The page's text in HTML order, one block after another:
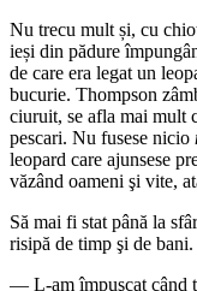
Nu trecu mult și, cu
ieși din pădure
de care era legat un
bucurie. Thompson
ciuruit, se afla mai mult
pescari. Nu fusese nicio
leopard care ajunsese
văzând oameni şi vite,
Să mai fi stat până la
risipă de timp şi de bani.
— L-am împuşcat când